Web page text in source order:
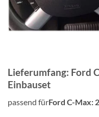
Lieferumfang: Ford
Einbauset
passend fürFord C-Max: